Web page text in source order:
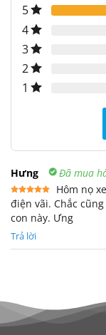
5
4
3
2
1
Hưng Đã mua
Được xếp
hạng
5
sao
Hôm nọ
điện vãi. Chắc
con này. Ưng
Trả lời